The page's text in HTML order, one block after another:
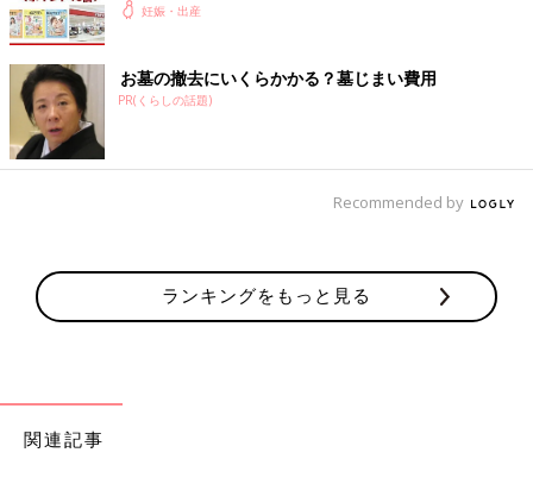
妊娠・出産
お墓の撤去にいくらかかる？墓じまい費用
PR(くらしの話題)
Recommended by
ランキングをもっと見る
関連記事